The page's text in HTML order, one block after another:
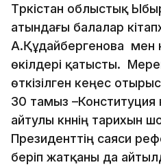
Түркістан облыстық
атындағы балалар
А.Құдайбергенова мен
өкілдері қатысты.
өткізілген кеңес
30 тамыз –Конституция
айтулы күннің тарихын
Президенттің саяси
беріп жатқаны да